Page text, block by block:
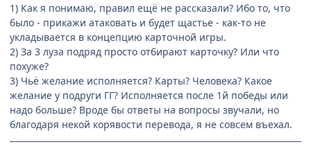
1) Как я понимаю, правил ещё не рассказали? Ибо то, что
было - прикажи атаковать и будет щастье - как-то не
укладывается в концепцию карточной игры.
2) За 3 луза подряд просто отбирают карточку? Или что
похуже?
3) Чьё желание исполняется? Карты? Человека? Какое
желание у подруги ГГ? Исполняется после 1й победы или
надо больше? Вроде бы ответы на вопросы звучали, но
благодаря некой корявости перевода, я не совсем въехал.